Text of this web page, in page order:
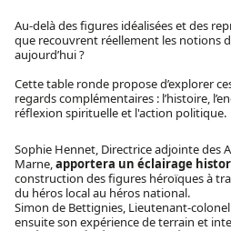
Au-delà des figures idéalisées et des
que recouvrent réellement les notions
aujourd’hui ?
Cette table ronde propose d’explorer
regards complémentaires : l’histoire,
réflexion spirituelle et l'action politique.
Sophie Hennet, Directrice adjointe des
Marne,apportera un éclairage
construction des figures héroïques à
du héros local au héros national.
Simon de Bettignies, Lieutenant-
ensuite son expérience de terrain et